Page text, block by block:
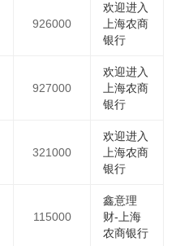
926000
欢迎进入
上海农商
银行
927000
欢迎进入
上海农商
银行
321000
欢迎进入
上海农商
银行
115000
鑫意理
财-上海
农商银行